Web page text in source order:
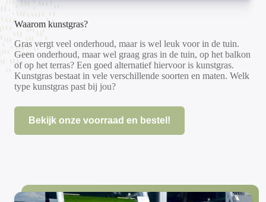
Waarom kunstgras?
Gras vergt veel onderhoud, maar is wel leuk voor in de tuin.
Geen onderhoud, maar wel graag gras in de tuin, op het balkon
of op het terras? Een goed alternatief hiervoor is kunstgras.
Kunstgras bestaat in vele verschillende soorten en maten. Welk
type kunstgras past bij jou?
Bekijk onze voorraad en bestel!